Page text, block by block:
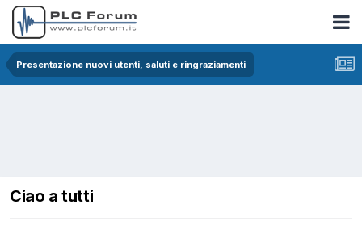
Presentazione nuovi utenti, saluti e ringraziamenti
Ciao a tutti